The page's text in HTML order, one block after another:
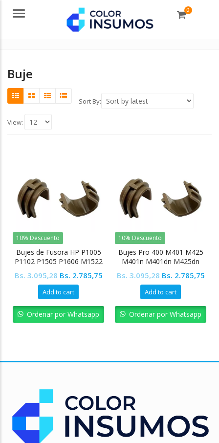
Menu 0
Buje
Sort By:
View:
10% Descuento
Bujes de Fusora HP P1005
P1102 P1505 P1606 M1522
Bs.3.095,28 Original
price
was:
Bs. 3.095,28.
Bs. 2.785,75Current
Bs. 2.785,75.
Add to cart
Ordenar por Whatsapp
10% Descuento
Bujes Pro 400 M401 M425
M401n M401dn M425dn
Bs.3.095,28 Original
price
was:
Bs. 3.095,28.
Bs. 2.785,75
Bs.
Add to cart
Ordenar por Whatsapp